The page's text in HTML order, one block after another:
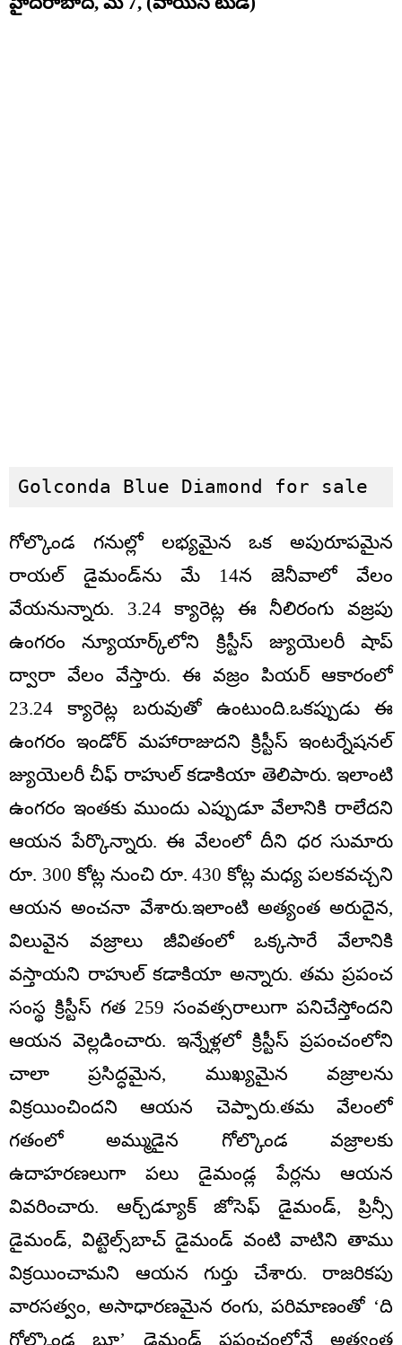
Golconda Blue Diamond for sale
గోల్కొండ గనుల్లో లభ్యమైన ఒక అపురూపమైన
రాయల్ డైమండ్‌ను మే 14న జెనీవాలో వేలం
వేయనున్నారు. 3.24 క్యారెట్ల ఈ నీలిరంగు వజ్రపు
ఉంగరం న్యూయార్క్‌లోని క్రిస్టీస్ జ్యుయెలరీ షాప్
ద్వారా వేలం వేస్తారు. ఈ వజ్రం పియర్ ఆకారంలో
23.24 క్యారెట్ల బరువుతో ఉంటుంది.ఒకప్పుడు ఈ
ఉంగరం ఇండోర్ మహారాజుదని క్రిస్టీస్ ఇంటర్నేషనల్
జ్యుయెలరీ చీఫ్ రాహుల్ కడాకియా తెలిపారు. ఇలాంటి
ఉంగరం ఇంతకు ముందు ఎప్పుడూ వేలానికి రాలేదని
ఆయన పేర్కొన్నారు. ఈ వేలంలో దీని ధర సుమారు
రూ. 300 కోట్ల నుంచి రూ. 430 కోట్ల మధ్య పలకవచ్చని
ఆయన అంచనా వేశారు.ఇలాంటి అత్యంత అరుదైన,
విలువైన వజ్రాలు జీవితంలో ఒక్కసారే వేలానికి
వస్తాయని రాహుల్ కడాకియా అన్నారు. తమ ప్రపంచ
సంస్థ క్రిస్టీస్ గత 259 సంవత్సరాలుగా పనిచేస్తోందని
ఆయన వెల్లడించారు. ఇన్నేళ్లలో క్రిస్టీస్ ప్రపంచంలోని
చాలా ప్రసిద్ధమైన, ముఖ్యమైన వజ్రాలను
విక్రయించిందని ఆయన చెప్పారు.తమ వేలంలో
గతంలో అమ్ముడైన గోల్కొండ వజ్రాలకు
ఉదాహరణలుగా పలు డైమండ్ల పేర్లను ఆయన
వివరించారు. ఆర్చ్‌డ్యూక్ జోసెఫ్ డైమండ్, ప్రిన్సీ
డైమండ్, విట్టెల్స్‌బాచ్ డైమండ్ వంటి వాటిని తాము
విక్రయించామని ఆయన గుర్తు చేశారు. రాజరికపు
వారసత్వం, అసాధారణమైన రంగు, పరిమాణంతో ‘ది
గోల్కొండ బ్లూ’ డైమండ్ ప్రపంచంలోనే అత్యంత